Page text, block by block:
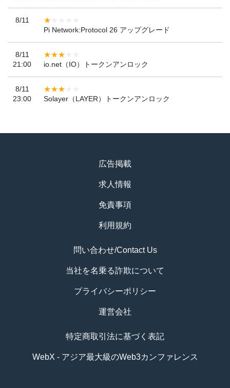
8/11
Pi Network:Protocol 26 アップグレード
8/11
21:00
io.net（IO）トークンアンロック
8/11
23:00
Solayer（LAYER）トークンアンロック
広告掲載
求人情報
免責事項
利用規約
問い合わせ/Contact Us
当社を名乗る詐欺について
プライバシーポリシー
運営会社
特定商取引法に基づく表記
WebX - アジア最大級のWeb3カンファレンス